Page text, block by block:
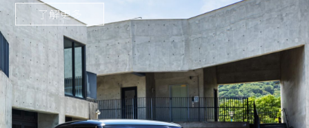
了解更多